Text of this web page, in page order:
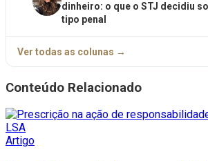
dinheiro: o que o STJ decidiu
tipo penal
Ver todas as colunas →
Conteúdo Relacionado
Artigo